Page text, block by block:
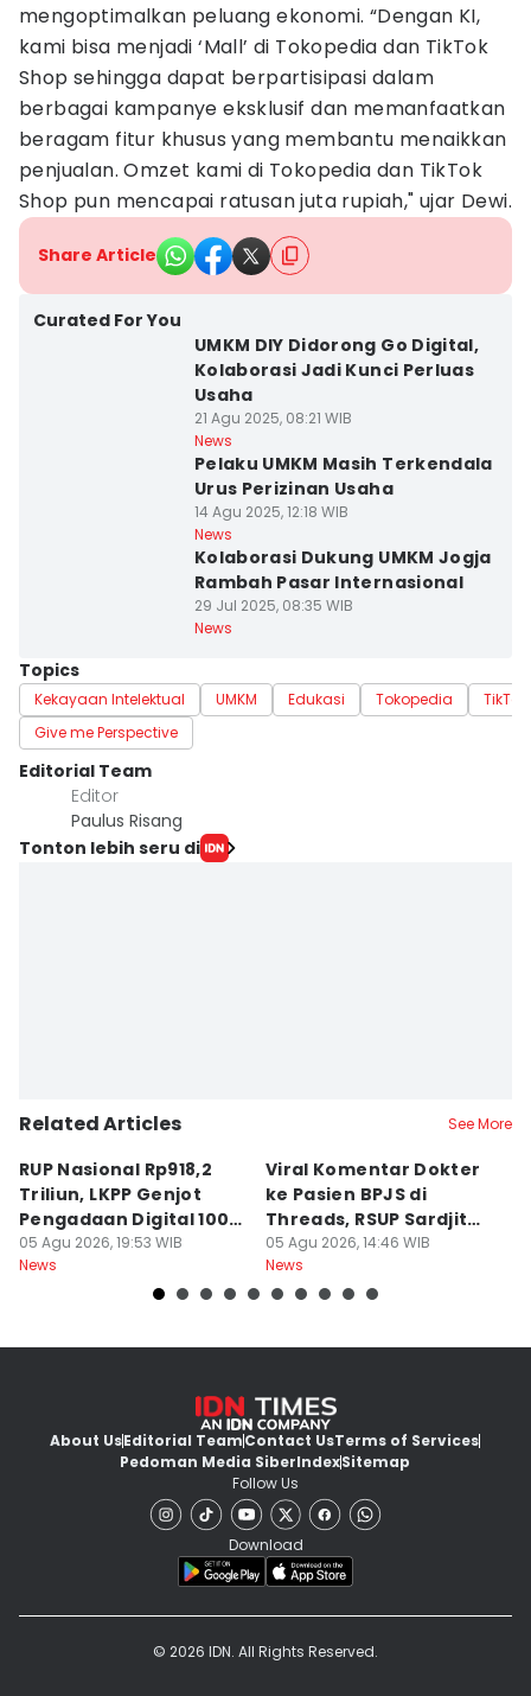
mengoptimalkan peluang ekonomi. “Dengan KI,
kami bisa menjadi ‘Mall’ di Tokopedia dan TikTok
Shop sehingga dapat berpartisipasi dalam
berbagai kampanye eksklusif dan memanfaatkan
beragam fitur khusus yang membantu menaikkan
penjualan. Omzet kami di Tokopedia dan TikTok
Shop pun mencapai ratusan juta rupiah," ujar Dewi.
Share Article
Curated For You
UMKM DIY Didorong Go Digital,
Kolaborasi Jadi Kunci Perluas
Usaha
21 Agu 2025, 08:21 WIB
News
Pelaku UMKM Masih Terkendala
Urus Perizinan Usaha
14 Agu 2025, 12:18 WIB
News
Kolaborasi Dukung UMKM Jogja
Rambah Pasar Internasional
29 Jul 2025, 08:35 WIB
News
Topics
Kekayaan Intelektual UMKM Edukasi Tokopedia
Give me Perspective
Editorial Team
Editor
Paulus Risang
Tonton lebih seru di
Related Articles See More
RUP Nasional Rp918,2
Triliun, LKPP Genjot
Pengadaan Digital 100
Persen
05 Agu 2026, 19:53 WIB
News
Viral Komentar Dokter
ke Pasien BPJS di
Threads, RSUP Sardjito
Klarifikasi
05 Agu 2026, 14:46 WIB
News
About UsEditorial TeamContact UsTerms of Services
Pedoman Media SiberIndexSitemap
Follow Us
Download
© 2026 IDN. All Rights Reserved.